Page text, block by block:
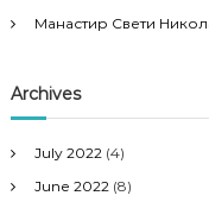
Манастир Свети
Archives
July 2022 (4)
June 2022 (8)